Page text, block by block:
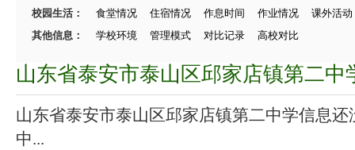
校园生活：
食堂情况 住宿情况 作息时间 作业情况
课外活动
其他信息：
学校环境 管理模式 对比记录 高校对比
山东省泰安市泰山区邱家店镇第二中
山东省泰安市泰山区邱家店镇第二中学信息
中...